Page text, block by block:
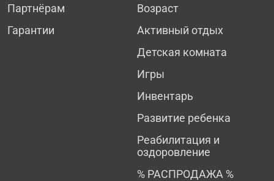
Партнёрам
Гарантии
Возраст
Активный отдых
Детская комната
Игры
Инвентарь
Развитие ребенка
Реабилитация и
оздоровление
% РАСПРОДАЖА %